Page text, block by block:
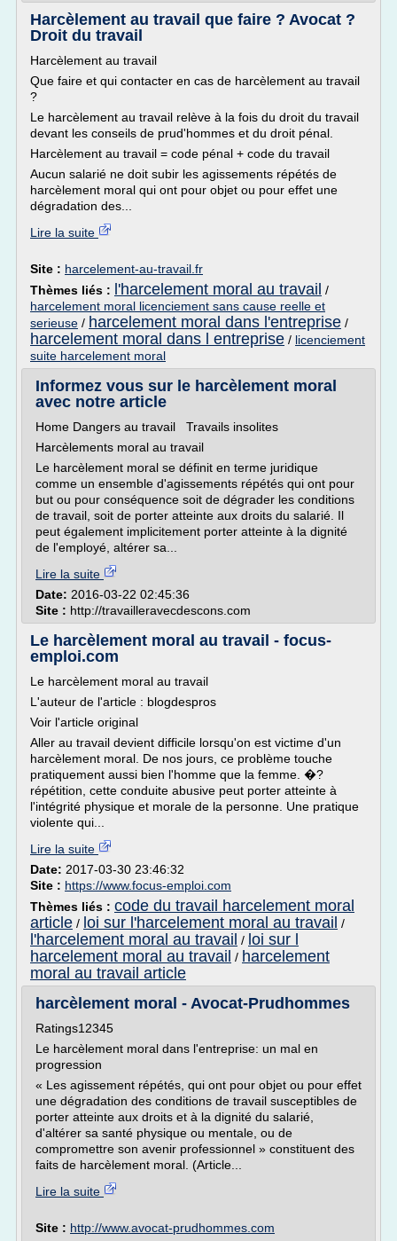
Harcèlement au travail que faire ? Avocat ?
Droit du travail
Harcèlement au travail
Que faire et qui contacter en cas de harcèlement au travail
?
Le harcèlement au travail relève à la fois du droit du travail
devant les conseils de prud'hommes et du droit pénal.
Harcèlement au travail = code pénal + code du travail
Aucun salarié ne doit subir les agissements répétés de
harcèlement moral qui ont pour objet ou pour effet une
dégradation des...
Lire la suite
Site : harcelement-au-travail.fr
Thèmes liés :
l'harcelement moral au travail /
harcelement moral licenciement sans cause reelle et
serieuse / harcelement moral dans l'entreprise /
harcelement moral dans l entreprise / licenciement
suite harcelement moral
Informez vous sur le harcèlement moral
avec notre article
Home Dangers au travail Travails insolites
Harcèlements moral au travail
Le harcèlement moral se définit en terme juridique
comme un ensemble d'agissements répétés qui ont pour
but ou pour conséquence soit de dégrader les conditions
de travail, soit de porter atteinte aux droits du salarié. Il
peut également implicitement porter atteinte à la dignité
de l'employé, altérer sa...
Lire la suite
Date: 2016-03-22 02:45:36
Site : http://travailleravecdescons.com
Le harcèlement moral au travail - focus-
emploi.com
Le harcèlement moral au travail
L'auteur de l'article : blogdespros
Voir l'article original
Aller au travail devient difficile lorsqu'on est victime d'un
harcèlement moral. De nos jours, ce problème touche
pratiquement aussi bien l'homme que la femme. �?
répétition, cette conduite abusive peut porter atteinte à
l'intégrité physique et morale de la personne. Une pratique
violente qui...
Lire la suite
Date: 2017-03-30 23:46:32
Site : https://www.focus-emploi.com
Thèmes liés : code du travail harcelement moral
article / loi sur l'harcelement moral au travail /
l'harcelement moral au travail / loi sur l
harcelement moral au travail / harcelement
moral au travail article
harcèlement moral - Avocat-Prudhommes
Ratings12345
Le harcèlement moral dans l'entreprise: un mal en
progression
« Les agissement répétés, qui ont pour objet ou pour effet
une dégradation des conditions de travail susceptibles de
porter atteinte aux droits et à la dignité du salarié,
d'altérer sa santé physique ou mentale, ou de
compromettre son avenir professionnel » constituent des
faits de harcèlement moral. (Article...
Lire la suite
Site : http://www.avocat-prudhommes.com